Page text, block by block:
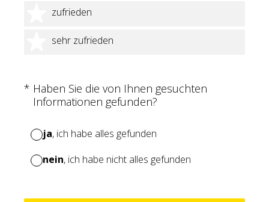
zufrieden
4 Sterne
sehr zufrieden
5 Sterne
* Haben Sie die von Ihnen gesuchten
Informationen gefunden?
(Erforderlich.)
ja, ich habe alles gefunden
nein, ich habe nicht alles gefunden